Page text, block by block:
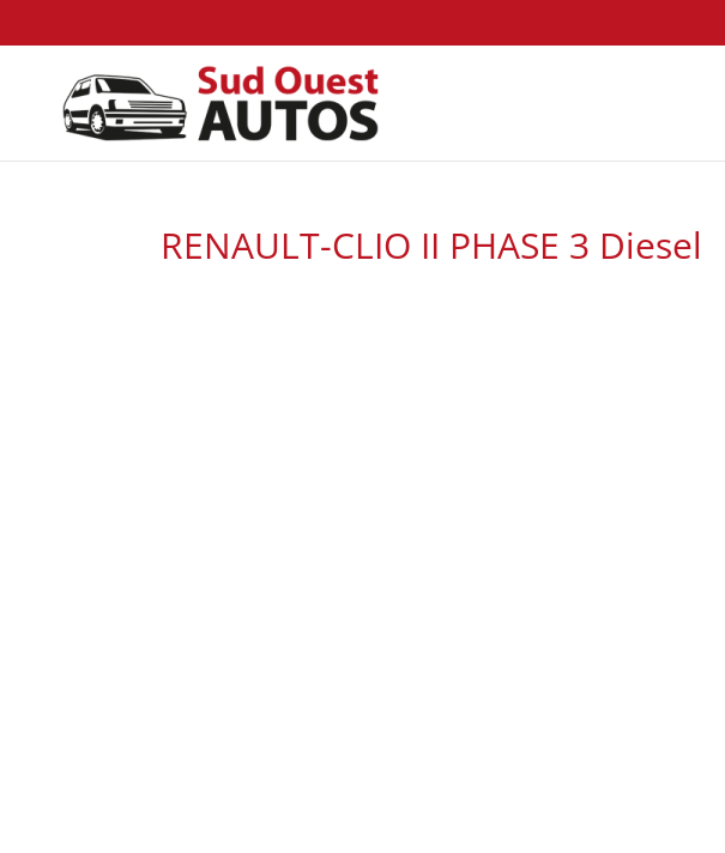
RENAULT-CLIO II PHASE 3 Diesel